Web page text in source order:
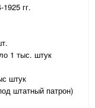
гг.
1 тыс. штук
штук
штатный патрон)